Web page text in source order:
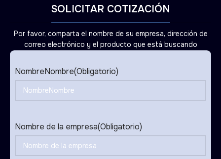
SOLICITAR COTIZACIÓN
Por favor, comparta el nombre de su empresa, dirección de
correo electrónico y el producto que está buscando
NombreNombre(Obligatorio)
Nombre de la empresa(Obligatorio)